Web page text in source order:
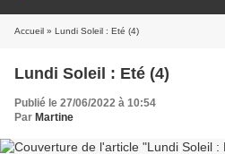
Accueil » Lundi Soleil : Eté (4)
Lundi Soleil : Eté (4)
Publié le 27/06/2022 à 10:54
Par Martine